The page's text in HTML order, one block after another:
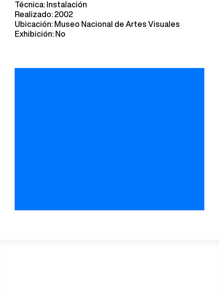
Técnica: Instalación
Realizado: 2002
Ubicación: Museo Nacional de Artes Visuales
Exhibición: No